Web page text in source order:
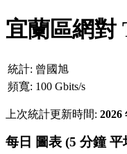
宜蘭區網對
統計: 曾國旭
頻寬: 100 Gbits/s
上次統計更新時間: 2026
每日 圖表 (5 分鐘 平